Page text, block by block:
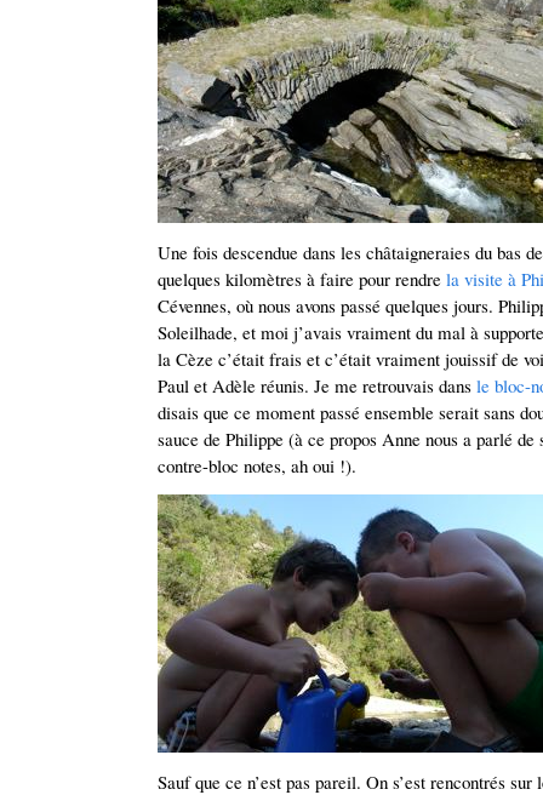
Une fois descendue dans les châtaigneraies du bas
quelques kilomètres à faire pour rendre la visite à
Cévennes, où nous avons passé quelques jours.
Soleilhade, et moi j’avais vraiment du mal à
la Cèze c’était frais et c’était vraiment jouissif de
Paul et Adèle réunis. Je me retrouvais dans le bloc-
disais que ce moment passé ensemble serait sans
sauce de Philippe (à ce propos Anne nous a parlé
contre-bloc notes, ah oui !).
Sauf que ce n’est pas pareil. On s’est rencontrés